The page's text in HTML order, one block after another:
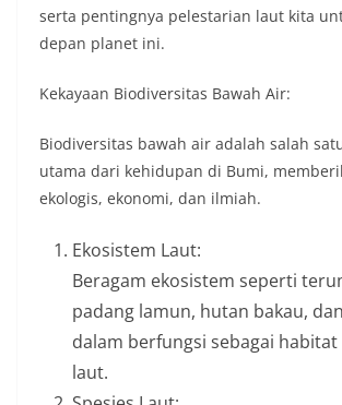
serta pentingnya pelestarian laut kita
depan planet ini.
Kekayaan Biodiversitas Bawah Air:
Biodiversitas bawah air adalah salah
utama dari kehidupan di Bumi,
ekologis, ekonomi, dan ilmiah.
Ekosistem Laut:
Beragam ekosistem seperti
padang lamun, hutan bakau,
dalam berfungsi sebagai habitat
laut.